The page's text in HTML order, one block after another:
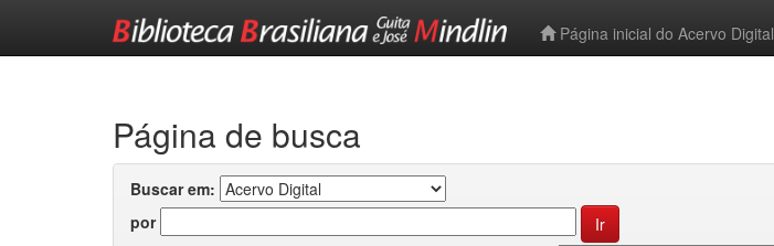
Página inicial do Acervo Digital
Página de busca
Buscar em:
por